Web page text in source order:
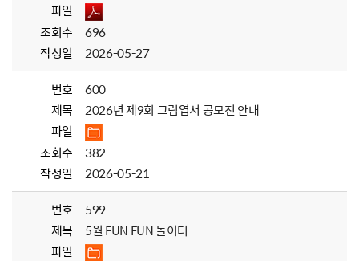
파일
조회수
696
작성일
2026-05-27
번호
600
제목
2026년 제9회 그림엽서 공모전 안내
파일
조회수
382
작성일
2026-05-21
번호
599
제목
5월 FUN FUN 놀이터
파일